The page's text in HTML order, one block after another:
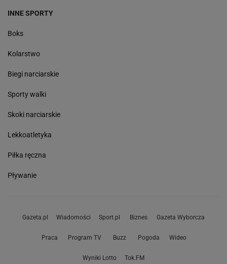
INNE SPORTY
Boks
Kolarstwo
Biegi narciarskie
Sporty walki
Skoki narciarskie
Lekkoatletyka
Piłka ręczna
Pływanie
Gazeta.pl Wiadomości Sport.pl Biznes Gazeta Wyborcza
Praca Program TV Buzz Pogoda Wideo
Wyniki Lotto Tok.FM